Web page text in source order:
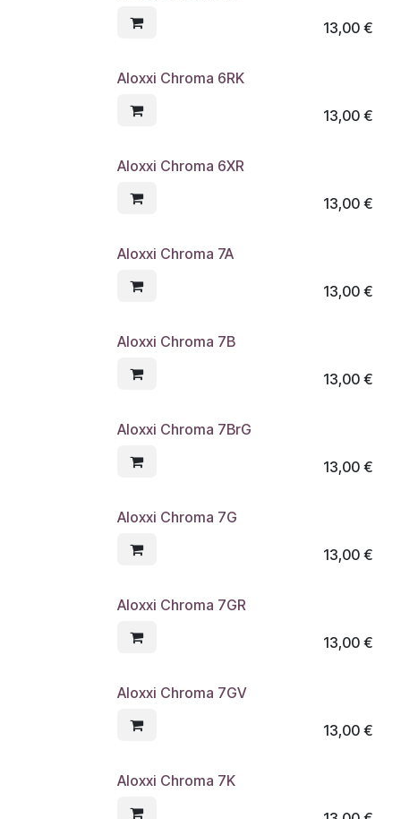
13,00€
Aloxxi Chroma 6RK
13,00€
Aloxxi Chroma 6XR
13,00€
Aloxxi Chroma 7A
13,00€
Aloxxi Chroma 7B
13,00€
Aloxxi Chroma 7BrG
13,00€
Aloxxi Chroma 7G
13,00€
Aloxxi Chroma 7GR
13,00€
Aloxxi Chroma 7GV
13,00€
Aloxxi Chroma 7K